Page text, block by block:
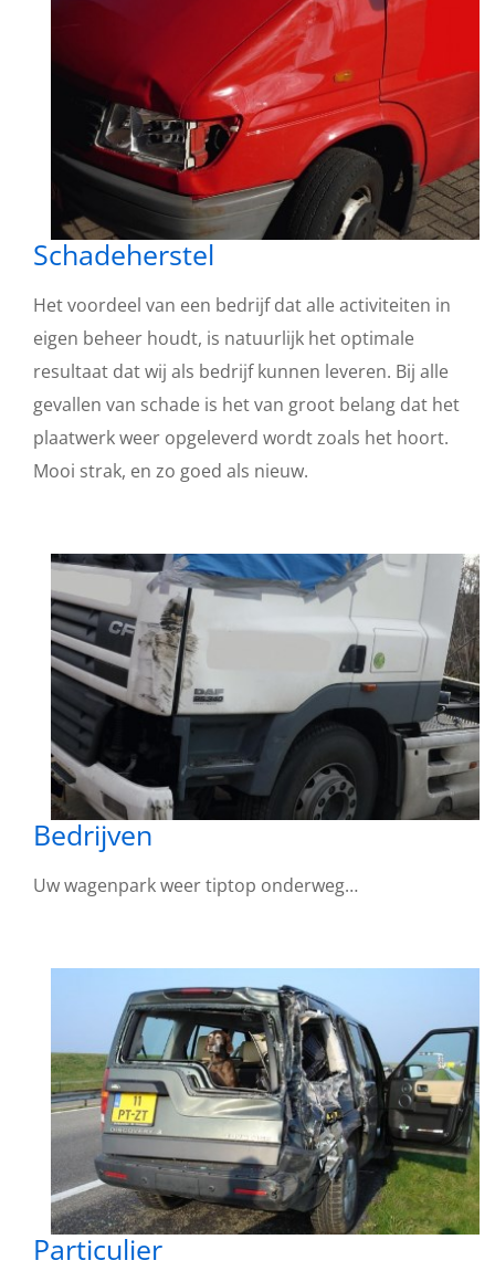
Schadeherstel
Het voordeel van een bedrijf dat alle activiteiten in
eigen beheer houdt, is natuurlijk het optimale
resultaat dat wij als bedrijf kunnen leveren. Bij alle
gevallen van schade is het van groot belang dat het
plaatwerk weer opgeleverd wordt zoals het hoort.
Mooi strak, en zo goed als nieuw.
Bedrijven
Uw wagenpark weer tiptop onderweg…
Particulier